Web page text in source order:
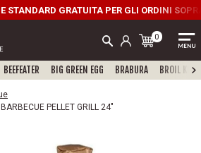
STANDARD GRATUITA PER GLI ORDINI
0
BEEFEATER BIG GREEN EGG BRABURA BROIL KING
PELLET GRILL 24"